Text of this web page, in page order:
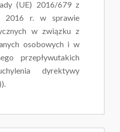
(UE) 2016/679 z
2016 r. w sprawie
w związku z
osobowych i w
przepływutakich
dyrektywy